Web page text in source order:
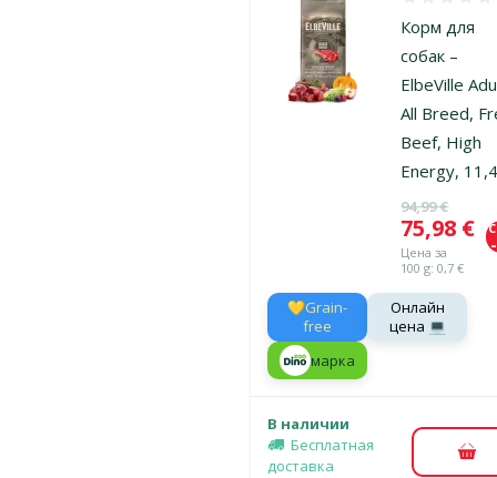
Корм для
собак –
ElbeVille
All Breed,
Beef, High
Energy,
Исходная
94,99 €
Цена
75,98 €
Цена за
100 g: 0,7 €
💛Grain-
free
Онлайн
цена 💻
марка
В наличии
Бесплатная
доставка
В